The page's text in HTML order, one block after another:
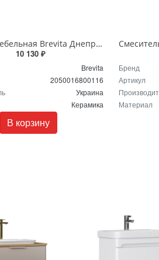
Раковина мебельная Brevita Днепрокерамика Изео - 75 белая 2050016800116
10 130 ₽
Brevita
2050016800116
Украина
Керамика
В корзину
Бренд
Артикул
Материал